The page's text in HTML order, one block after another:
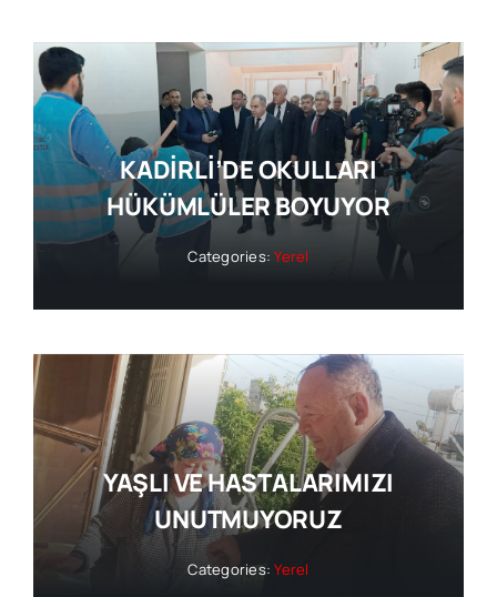
KADİRLİ’DE OKULLARI
HÜKÜMLÜLER BOYUYOR
Categories:Yerel
YAŞLI VE HASTALARIMIZI
UNUTMUYORUZ
Categories:Yerel